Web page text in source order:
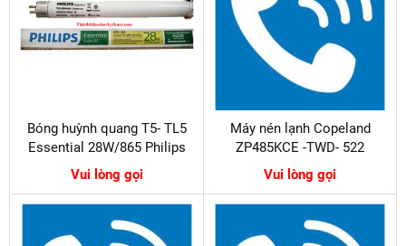
Bóng huỳnh quang T5- TL5
Essential 28W/865 Philips
Vui lòng gọi
Máy nén lạnh Copeland
ZP485KCE -TWD- 522
Vui lòng gọi